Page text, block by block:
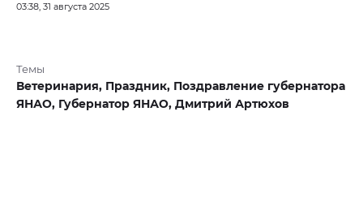
03:38, 31 августа 2025
Темы
Ветеринария, Праздник, Поздравление губернатора
ЯНАО, Губернатор ЯНАО, Дмитрий Артюхов